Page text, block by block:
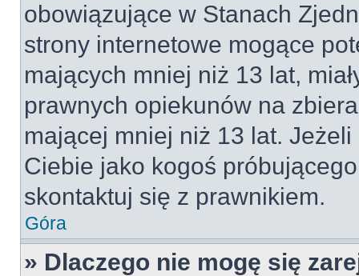
obowiązujące w Stanach
strony internetowe mogące
mających mniej niż 13 lat,
prawnych opiekunów na
mającej mniej niż 13 lat.
Ciebie jako kogoś
skontaktuj się z prawnikiem.
Góra
» Dlaczego nie mogę się